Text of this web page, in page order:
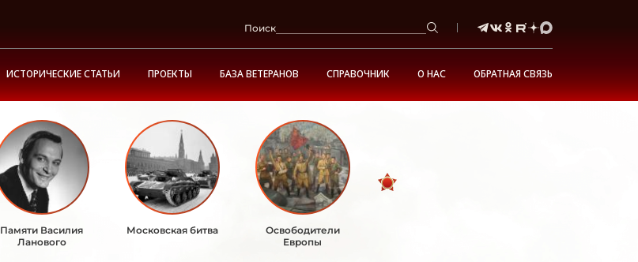
Поиск
ИСТОРИЧЕСКИЕ СТАТЬИ ПРОЕКТЫ БАЗА ВЕТЕРАНОВ СПРАВОЧНИК О НАС ОБРАТНАЯ СВЯЗЬ
Памяти Василия
Ланового
Московская битва
Освободители
Европы